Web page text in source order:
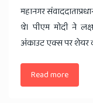
महानगर
थे। पीएम मोदी ने
अंकाउट एक्स पर शेयर
Read more